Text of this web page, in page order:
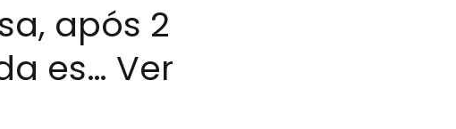
após 2
es… Ver